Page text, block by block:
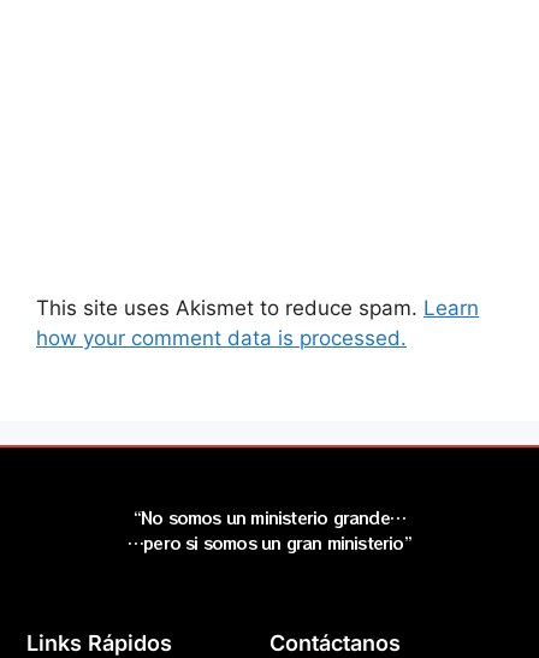
This site uses Akismet to reduce spam. Learn
how your comment data is processed.
“No somos un ministerio grande…
…pero si somos un gran ministerio”
Links Rápidos Contáctanos